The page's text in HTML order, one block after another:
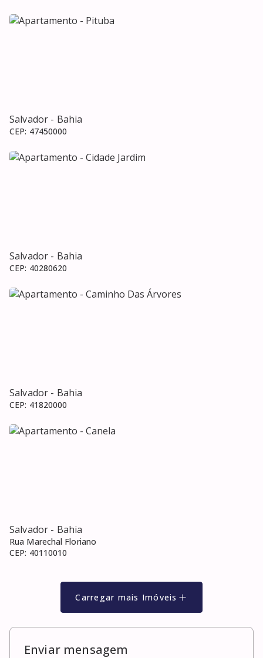
Salvador - Bahia
CEP: 47450000
Salvador - Bahia
CEP: 40280620
Salvador - Bahia
CEP: 41820000
Salvador - Bahia
Rua Marechal Floriano
CEP: 40110010
Carregar mais Imóveis
Enviar mensagem